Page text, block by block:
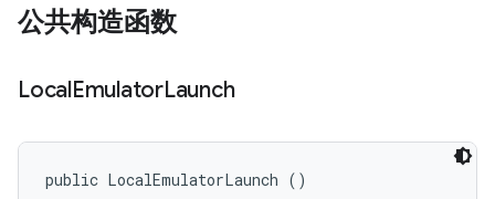
公共构造函数
LocalEmulatorLaunch
public LocalEmulatorLaunch ()